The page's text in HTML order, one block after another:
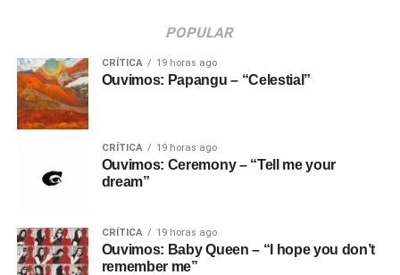
POPULAR
CRÍTICA 19 horas ago
Ouvimos: Papangu – “Celestial”
CRÍTICA 19 horas ago
Ouvimos: Ceremony – “Tell me your
dream”
CRÍTICA 19 horas ago
Ouvimos: Baby Queen – “I hope you don’t
remember me”